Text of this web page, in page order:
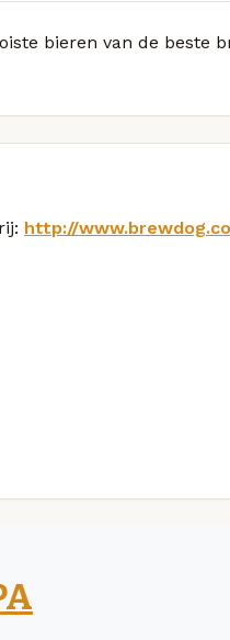
bieren van de beste
http://